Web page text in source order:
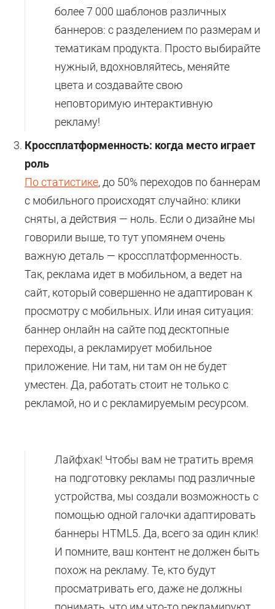
более 7 000 шаблонов различных
баннеров: с разделением по размерам и
тематикам продукта. Просто выбирайте
нужный, вдохновляйтесь, меняйте
цвета и создавайте свою
неповторимую интерактивную
рекламу!
Кроссплатформенность: когда место играет
роль
По статистике, до 50% переходов по баннерам
с мобильного происходят случайно: клики
сняты, а действия — ноль. Если о дизайне мы
говорили выше, то тут упомянем очень
важную деталь — кроссплатформенность.
Так, реклама идет в мобильном, а ведет на
сайт, который совершенно не адаптирован к
просмотру с мобильных. Или иная ситуация:
баннер онлайн на сайте под десктопные
переходы, а рекламирует мобильное
приложение. Ни там, ни там он не будет
уместен. Да, работать стоит не только с
рекламой, но и с рекламируемым ресурсом.
Лайфхак! Чтобы вам не тратить время
на подготовку рекламы под различные
устройства, мы создали возможность с
помощью одной галочки адаптировать
баннеры HTML5. Да, всего за один клик!
И помните, ваш контент не должен быть
похож на рекламу. Те, кто будут
просматривать его, даже не должны